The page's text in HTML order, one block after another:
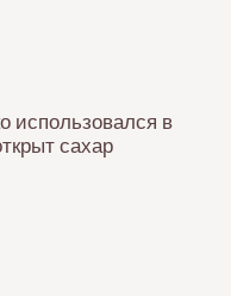
использовался в
сахар